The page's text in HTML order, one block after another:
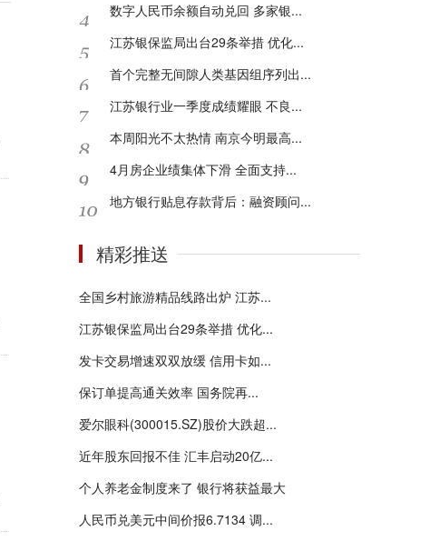
数字人民币余额自动兑回 多家银...
江苏银保监局出台29条举措 优化...
首个完整无间隙人类基因组序列出...
江苏银行业一季度成绩耀眼 不良...
本周阳光不太热情 南京今明最高...
4月房企业绩集体下滑 全面支持...
地方银行贴息存款背后：融资顾问...
精彩推送
全国乡村旅游精品线路出炉 江苏...
江苏银保监局出台29条举措 优化...
发卡交易增速双双放缓 信用卡如...
保订单提高通关效率 国务院再...
爱尔眼科(300015.SZ)股价大跌超...
近年股东回报不佳 汇丰启动20亿...
个人养老金制度来了 银行将获益最大
人民币兑美元中间价报6.7134 调...